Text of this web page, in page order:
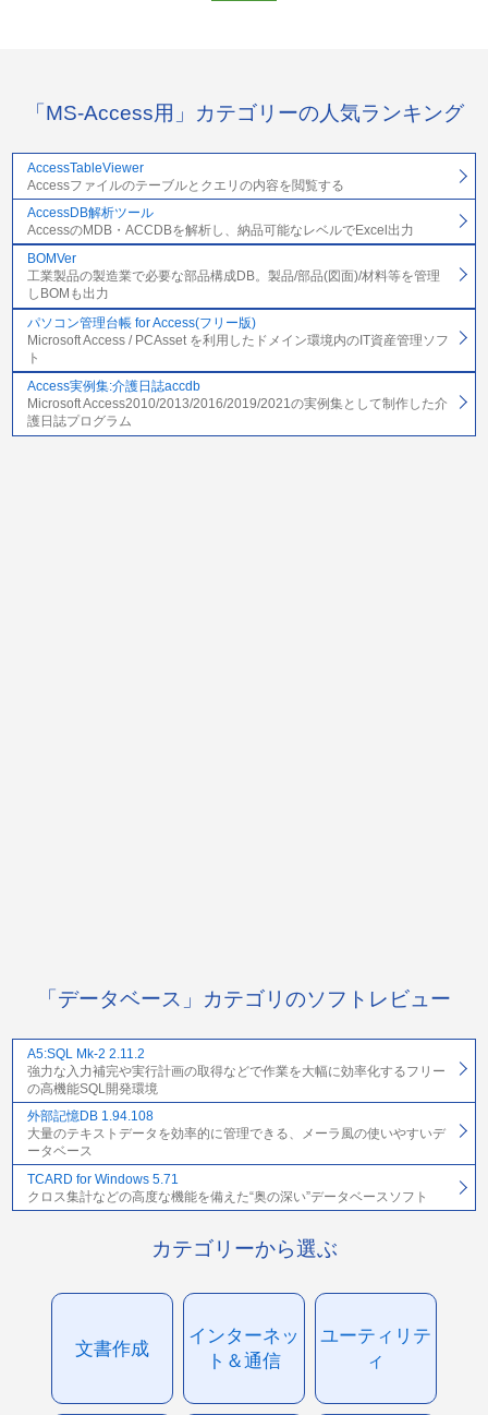
「MS-Access用」カテゴリーの人気ランキング
AccessTableViewer
Accessファイルのテーブルとクエリの内容を閲覧する
AccessDB解析ツール
AccessのMDB・ACCDBを解析し、納品可能なレベルでExcel出力
BOMVer
工業製品の製造業で必要な部品構成DB。製品/部品(図面)/材料等を管理
しBOMも出力
パソコン管理台帳 for Access(フリー版)
Microsoft Access / PCAsset を利用したドメイン環境内のIT資産管理ソフ
ト
Access実例集:介護日誌accdb
Microsoft Access2010/2013/2016/2019/2021の実例集として制作した介
護日誌プログラム
「データベース」カテゴリのソフトレビュー
A5:SQL Mk-2 2.11.2
強力な入力補完や実行計画の取得などで作業を大幅に効率化するフリー
の高機能SQL開発環境
外部記憶DB 1.94.108
大量のテキストデータを効率的に管理できる、メーラ風の使いやすいデ
ータベース
TCARD for Windows 5.71
クロス集計などの高度な機能を備えた“奥の深い”データベースソフト
カテゴリーから選ぶ
文書作成
インターネッ
ト＆通信
ユーティリテ
ィ